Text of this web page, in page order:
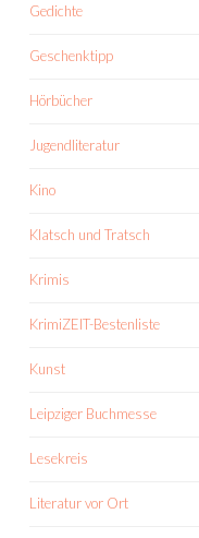
Gedichte
Geschenktipp
Hörbücher
Jugendliteratur
Kino
Klatsch und Tratsch
Krimis
KrimiZEIT-Bestenliste
Kunst
Leipziger Buchmesse
Lesekreis
Literatur vor Ort